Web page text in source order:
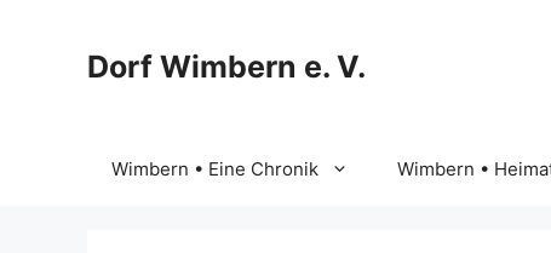
Dorf Wimbern e. V.
Wimbern • Eine Chronik Wimbern •